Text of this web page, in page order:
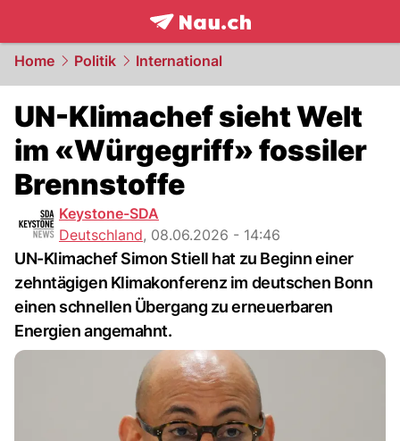
frontpage.NAU.ch
Home Politik International
UN-Klimachef sieht Welt
im «Würgegriff» fossiler
Brennstoffe
Keystone-SDA
Deutschland, 08.06.2026 - 14:46
UN-Klimachef Simon Stiell hat zu Beginn einer
zehntägigen Klimakonferenz im deutschen Bonn
einen schnellen Übergang zu erneuerbaren
Energien angemahnt.